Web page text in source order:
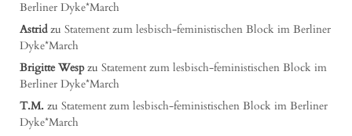
Berliner Dyke*March
Astridzu Statement zum lesbisch-feministischen Block im Berliner
Dyke*March
Brigitte Wespzu Statement zum lesbisch-feministischen Block im
Berliner Dyke*March
T.M. zu Statement zum lesbisch-feministischen Block im Berliner
Dyke*March